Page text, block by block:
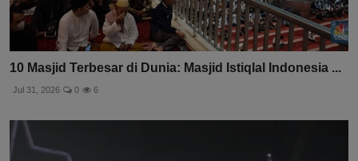
10 Masjid Terbesar di Dunia: Masjid Istiqlal Indonesia ...
Jul 31, 2026 0 6